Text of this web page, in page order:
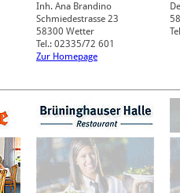
Inh. Ana Brandino
Schmiedestrasse 23
58300 Wetter
Tel.: 02335/72 601
Zur Homepage